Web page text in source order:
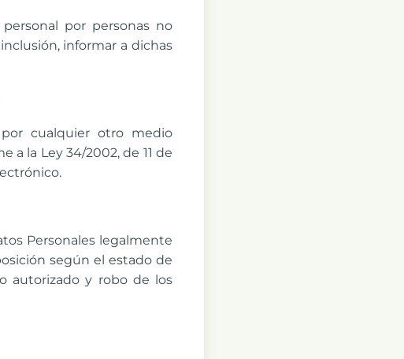
por personas no
informar a dichas
cualquier otro medio
a la Ley 34/2002, de 11 de
Personales legalmente
según el estado de
autorizado y robo de los